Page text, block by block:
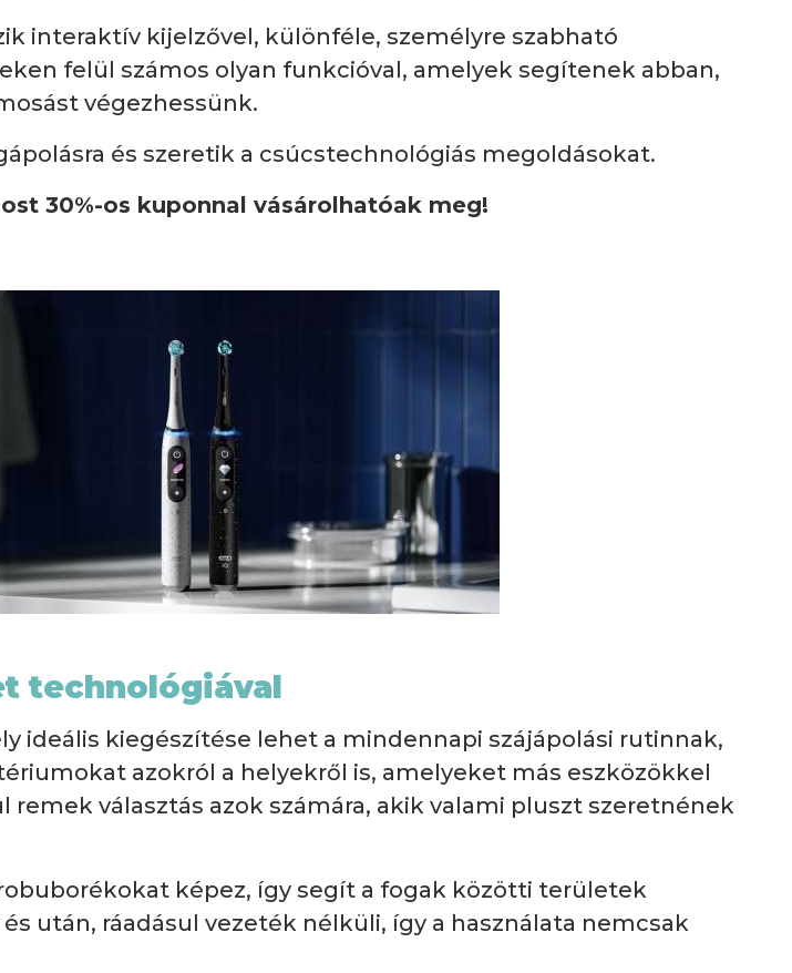
interaktív kijelzővel, különféle, személyre szabható
felül számos olyan funkcióval, amelyek segítenek abban,
végezhessünk.
és szeretik a csúcstechnológiás megoldásokat.
30%-os kuponnal vásárolhatóak meg!
technológiával
ideális kiegészítése lehet a mindennapi szájápolási rutinnak,
azokról a helyekről is, amelyeket más eszközökkel
remek választás azok számára, akik valami pluszt szeretnének
képez, így segít a fogak közötti területek
után, ráadásul vezeték nélküli, így a használata nemcsak